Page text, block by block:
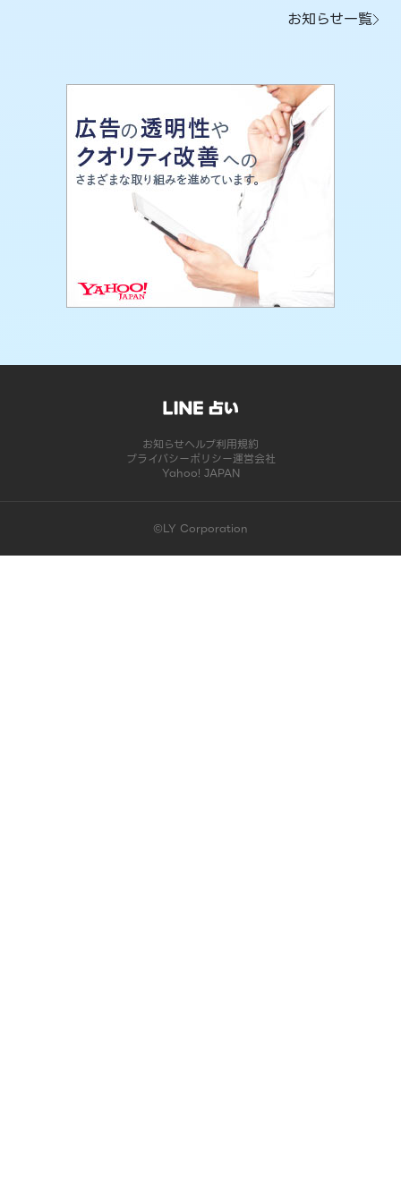
お知らせ一覧
お知らせヘルプ利用規約
プライバシーポリシー運営会社
Yahoo! JAPAN
©LY Corporation
このコンテンツは掲載が終了しました | LINE占い